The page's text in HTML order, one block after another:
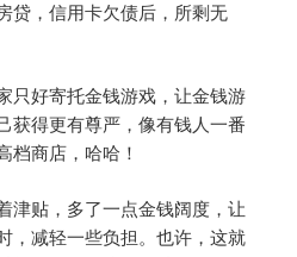
贷，信用卡欠债后，所剩无
只好寄托金钱游戏，让金钱游
获得更有尊严，像有钱人一番
档商店，哈哈！
津贴，多了一点金钱阔度，让
，减轻一些负担。也许，这就